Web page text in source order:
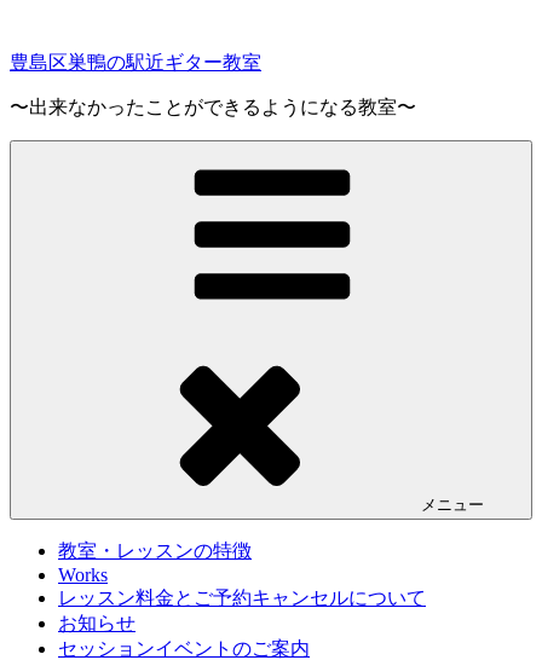
テ
へ
豊島区巣鴨の駅近ギター教室
〜出来なかったことができるようになる教室〜
メニュー
教室・レッスンの特徴
Works
レッスン料金とご予約キャンセルについて
お知らせ
セッションイベントのご案内